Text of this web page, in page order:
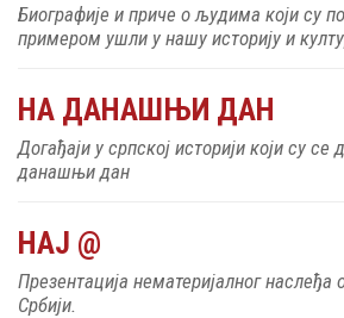
Биографије и приче о људима који су
примером ушли у нашу историју и
НА ДАНАШЊИ ДАН
Догађаји у српској историји који су се
данашњи дан
НАЈ @
Презентација нематеријалног наслеђа
Србији.